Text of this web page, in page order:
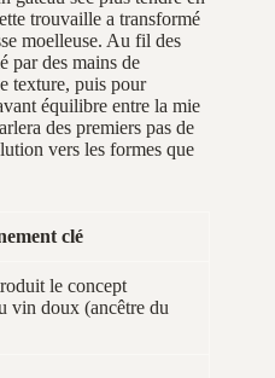
trouvaille a transformé
moelleuse. Au fil des
par des mains de
texture, puis pour
équilibre entre la mie
des premiers pas de
vers les formes que
clé
le concept
vin doux (ancêtre du